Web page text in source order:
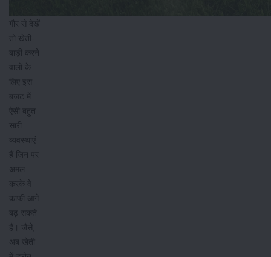
गौर से देखें
तो खेती-
बाड़ी करने
वालों के
लिए इस
बजट में
ऐसी बहुत
सारी
व्यवस्थाएं
हैं जिन पर
अमल
करके वे
काफी आगे
बढ़ सकते
हैं। जैसे,
अब खेती